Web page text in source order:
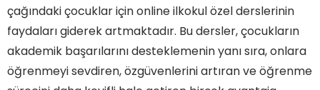
çağındaki çocuklar için online ilkokul özel derslerinin
faydaları giderek artmaktadır. Bu dersler, çocukların
akademik başarılarını desteklemenin yanı sıra, onlara
öğrenmeyi sevdiren, özgüvenlerini artıran ve öğrenme